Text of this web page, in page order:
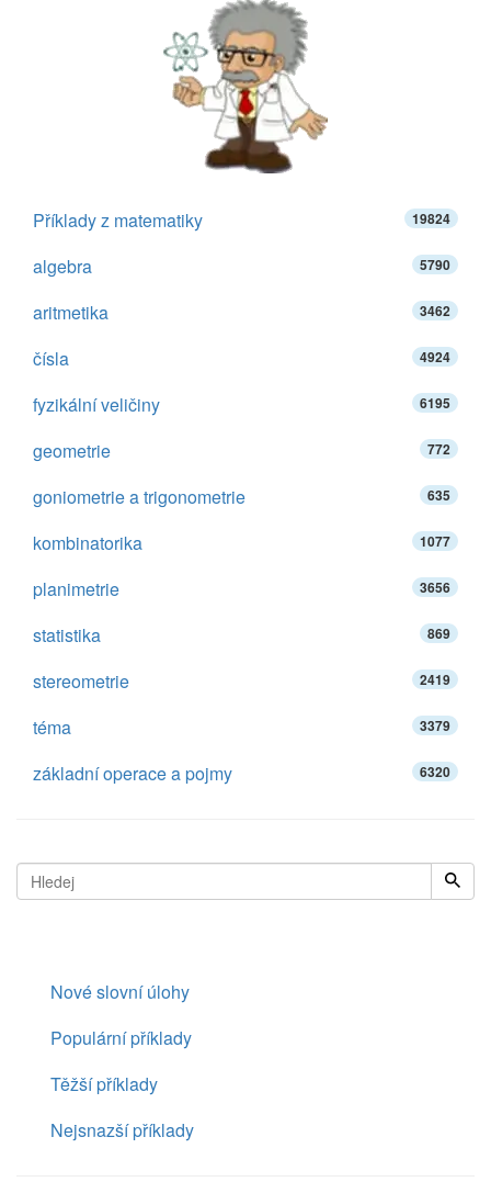
Příklady z matematiky 19824
algebra 5790
aritmetika 3462
čísla 4924
fyzikální veličiny 6195
geometrie 772
goniometrie a trigonometrie 635
kombinatorika 1077
planimetrie 3656
statistika 869
stereometrie 2419
téma 3379
základní operace a pojmy 6320
Nové slovní úlohy
Populární příklady
Těžší příklady
Nejsnazší příklady